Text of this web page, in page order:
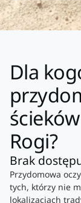
Dla
Rogi?
Brak
Przydomowa
tych, którzy nie
lokalizacjach